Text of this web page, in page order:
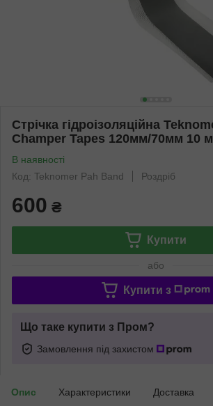
Стрічка гідроізоляційна
Champer Tapes 120мм/70мм 10
В наявності
Код: Teknomer Pah Band
Роздріб
600 ₴
Купити
або
Купити з
Що таке купити з Пром?
Замовлення під захистом
Опис Характеристики Доставка